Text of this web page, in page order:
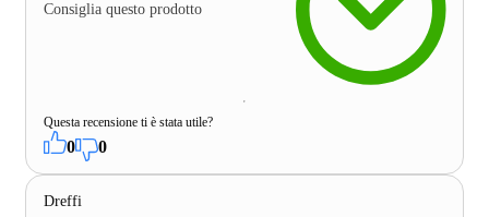
Consiglia questo prodotto
Questa recensione ti è stata utile?
0 0
Dreffi